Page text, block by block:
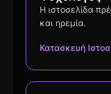
Η ιστοσελίδα
και ηρεμία.
Κατασκευή